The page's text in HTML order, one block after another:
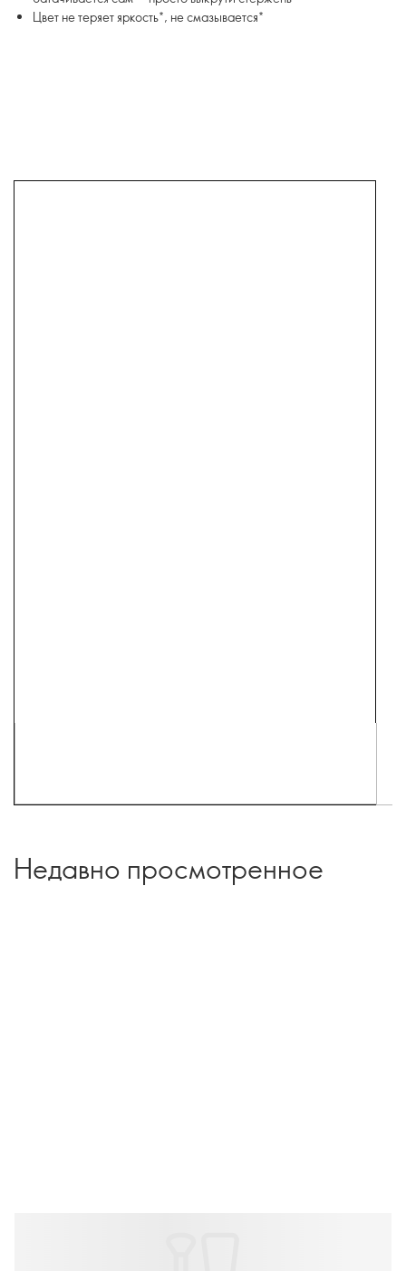
Цвет не теряет яркость*, не смазывается*
Недавно просмотренное